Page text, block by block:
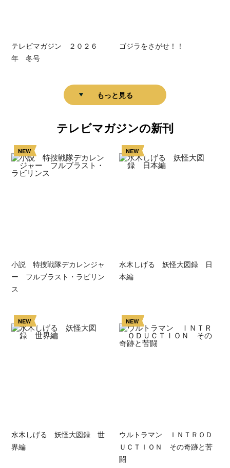
テレビマガジン ２０２６
年 冬号
ゴジラをさがせ！！
もっと見る
テレビマガジンの新刊
NEW
小説 特捜戦隊デカレンジャ
ー フルブラスト・ラビリン
ス
NEW
水木しげる 妖怪大図録 日
本編
NEW
水木しげる 妖怪大図録 世
界編
NEW
ウルトラマン ＩＮＴＲＯＤ
ＵＣＴＩＯＮ その奇跡と苦
闘